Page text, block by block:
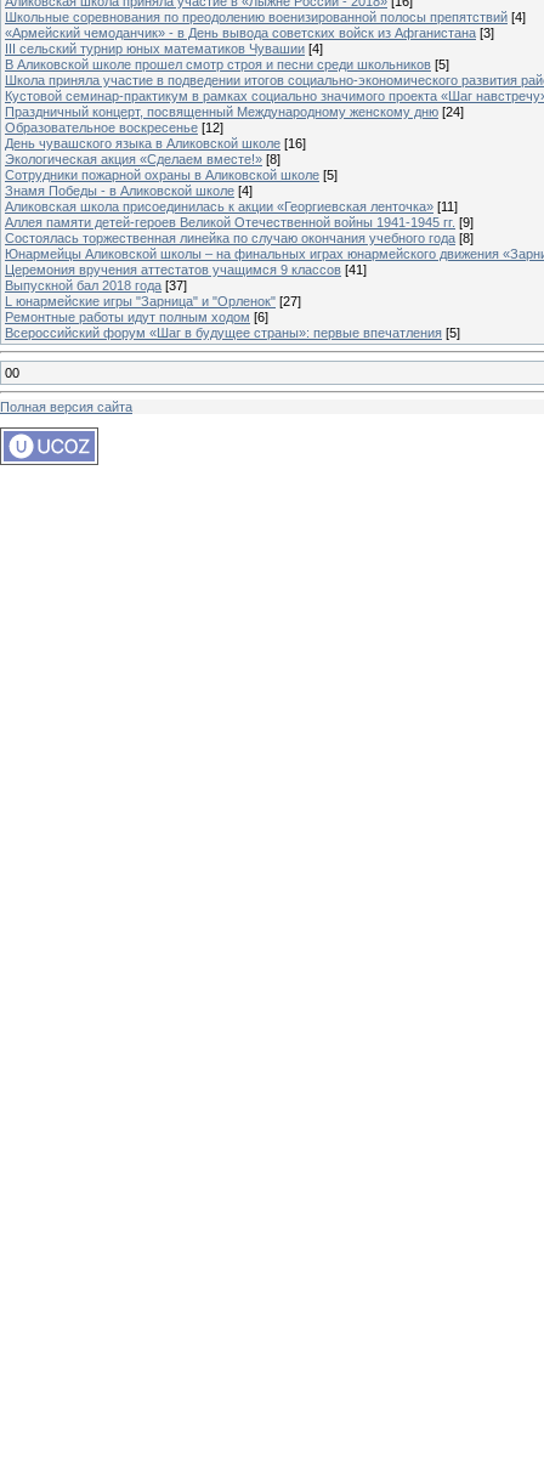
Школьные соревнования по преодолению военизированной полосы препятствий [4]
«Армейский чемоданчик» - в День вывода советских войск из Афганистана [3]
III сельский турнир юных математиков Чувашии [4]
В Аликовской школе прошел смотр строя и песни среди школьников [5]
Школа приняла участие в подведении итогов социально-экономического развития
Кустовой семинар-практикум в рамках социально значимого проекта «Шаг
Праздничный концерт, посвященный Международному женскому дню [24]
Образовательное воскресенье [12]
День чувашского языка в Аликовской школе [16]
Экологическая акция «Сделаем вместе!» [8]
Сотрудники пожарной охраны в Аликовской школе [5]
Знамя Победы - в Аликовской школе [4]
Аликовская школа присоединилась к акции «Георгиевская ленточка» [11]
Аллея памяти детей-героев Великой Отечественной войны 1941-1945 гг. [9]
Cостоялась торжественная линейка по случаю окончания учебного года [8]
Юнармейцы Аликовской школы – на финальных играх юнармейского движения
Церемония вручения аттестатов учащимся 9 классов [41]
Выпускной бал 2018 года [37]
L юнармейские игры "Зарница" и "Орленок" [27]
Ремонтные работы идут полным ходом [6]
Всероссийский форум «Шаг в будущее страны»: первые впечатления [5]
00
Полная версия сайта